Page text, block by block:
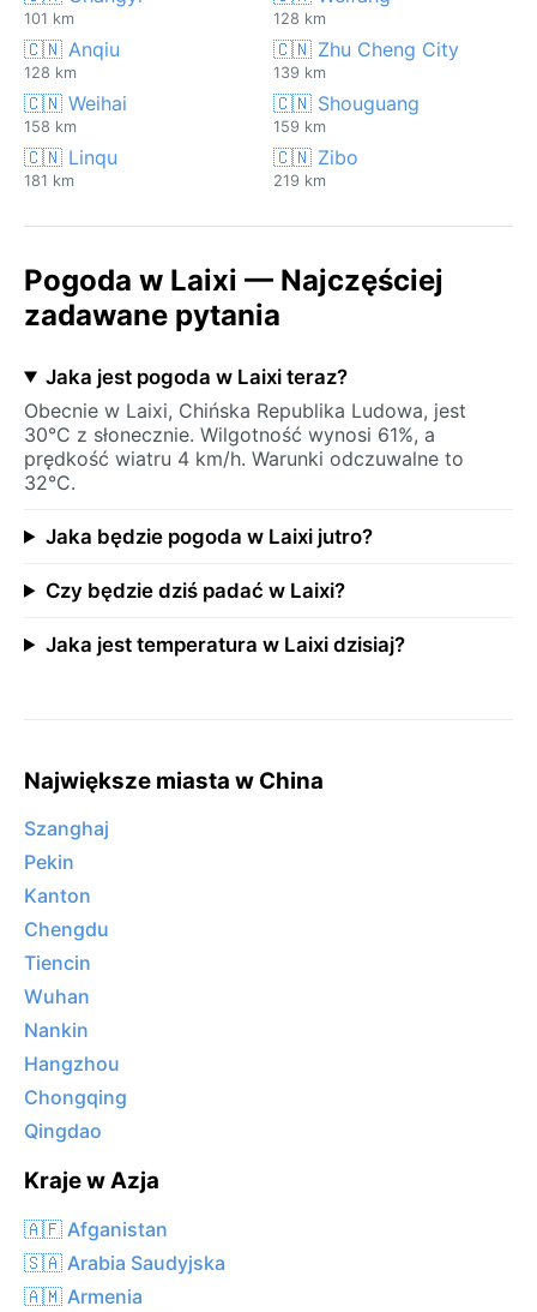
101 km 128 km
🇨🇳 Anqiu
128 km
🇨🇳 Zhu Cheng City
139 km
🇨🇳 Weihai
158 km
🇨🇳 Shouguang
159 km
🇨🇳 Linqu
181 km
🇨🇳 Zibo
219 km
Pogoda w Laixi — Najczęściej
zadawane pytania
Jaka jest pogoda w Laixi teraz?
Obecnie w Laixi, Chińska Republika Ludowa, jest
30°C z słonecznie. Wilgotność wynosi 61%, a
prędkość wiatru 4 km/h. Warunki odczuwalne to
32°C.
Jaka będzie pogoda w Laixi jutro?
Czy będzie dziś padać w Laixi?
Jaka jest temperatura w Laixi dzisiaj?
Największe miasta w China
Szanghaj
Pekin
Kanton
Chengdu
Tiencin
Wuhan
Nankin
Hangzhou
Chongqing
Qingdao
Kraje w Azja
🇦🇫 Afganistan
🇸🇦 Arabia Saudyjska
🇦🇲 Armenia